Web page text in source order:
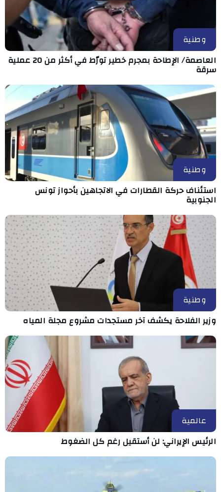
وطنية
العاصمة/ الإطاحة بمجرم خطير تورّط في أكثر من 20 عملية
سرقة
وطنية
استئناف حركة القطارات في الاتجاهين بأحواز تونس
الجنوبية
وطنية
وزير الفلاحة يكشف آخر مستجدات مشروع مجلة المياه
عالمية
الرئيس الإيراني: لن أستقيل رغم كل الضغوط